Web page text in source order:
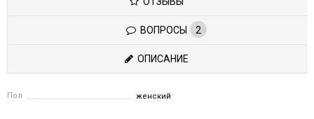
ВОПРОСЫ 2
ОПИСАНИЕ
Пол женский